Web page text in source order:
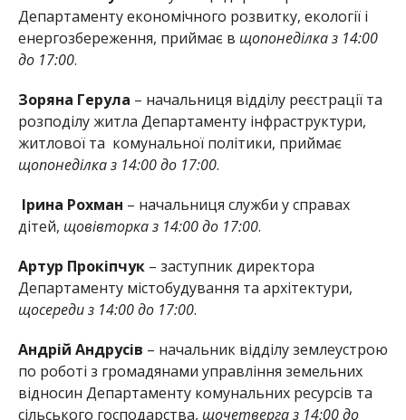
Департаменту економічного розвитку, екології і
енергозбереження, приймає в щопонеділка з 14:00
до 17:00.
Зоряна Герула – начальниця відділу реєстрації та
розподілу житла Департаменту інфраструктури,
житлової та комунальної політики, приймає
щопонеділка з 14:00 до 17:00.
Ірина Рохман – начальниця служби у справах
дітей, щовівторка з 14:00 до 17:00.
Артур Прокіпчук– заступник директора
Департаменту містобудування та архітектури,
щосереди з 14:00 до 17:00.
Андрій Андрусів – начальник відділу землеустрою
по роботі з громадянами управління земельних
відносин Департаменту комунальних ресурсів та
сільського господарства, щочетверга з 14:00 до